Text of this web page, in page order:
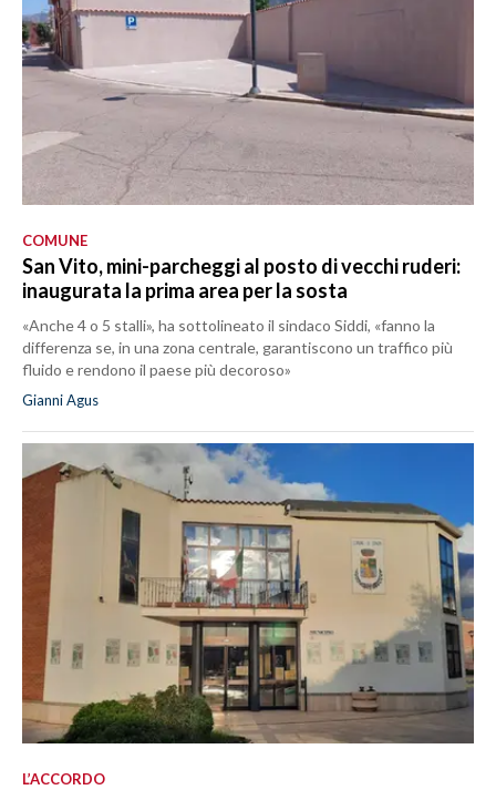
COMUNE
San Vito, mini-parcheggi al posto di vecchi ruderi:
inaugurata la prima area per la sosta
«Anche 4 o 5 stalli», ha sottolineato il sindaco Siddi, «fanno la
differenza se, in una zona centrale, garantiscono un traffico più
fluido e rendono il paese più decoroso»
Gianni Agus
L’ACCORDO